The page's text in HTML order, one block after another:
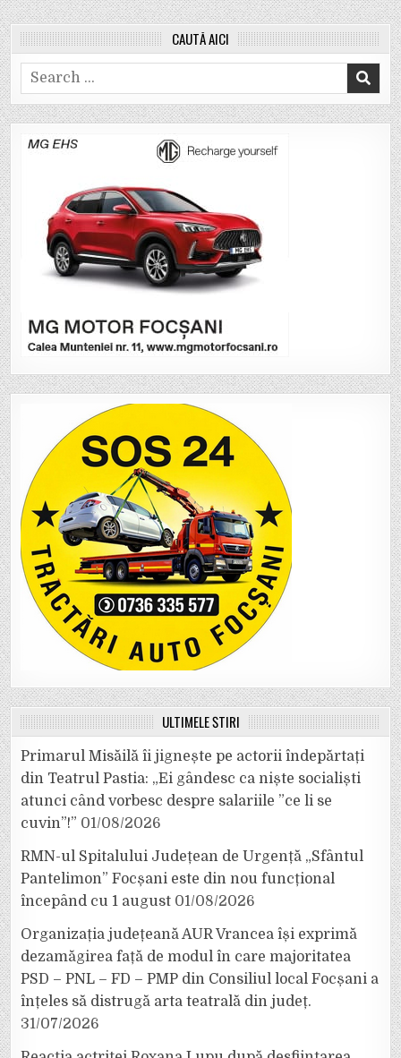
CAUTĂ AICI
Search
for:
ULTIMELE ȘTIRI
Primarul Misăilă îi jignește pe actorii îndepărtați
din Teatrul Pastia: „Ei gândesc ca niște socialiști
atunci când vorbesc despre salariile ”ce li se
cuvin”!” 01/08/2026
RMN-ul Spitalului Județean de Urgență „Sfântul
Pantelimon” Focșani este din nou funcțional
începând cu 1 august 01/08/2026
Organizația județeană AUR Vrancea își exprimă
dezamăgirea față de modul în care majoritatea
PSD – PNL – FD – PMP din Consiliul local Focșani a
înțeles să distrugă arta teatrală din județ.
31/07/2026